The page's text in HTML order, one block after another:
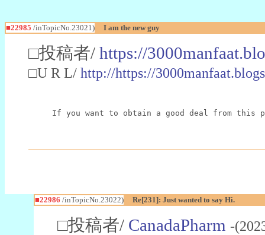
■22985 /inTopicNo.23021) I am the new guy
□投稿者/ https://
□U R L/ http://https://
If you want to obtain a good deal from this
■22986 /inTopicNo.23022) Re[231]: Just wanted to say Hi.
□投稿者/ CanadaPharm -